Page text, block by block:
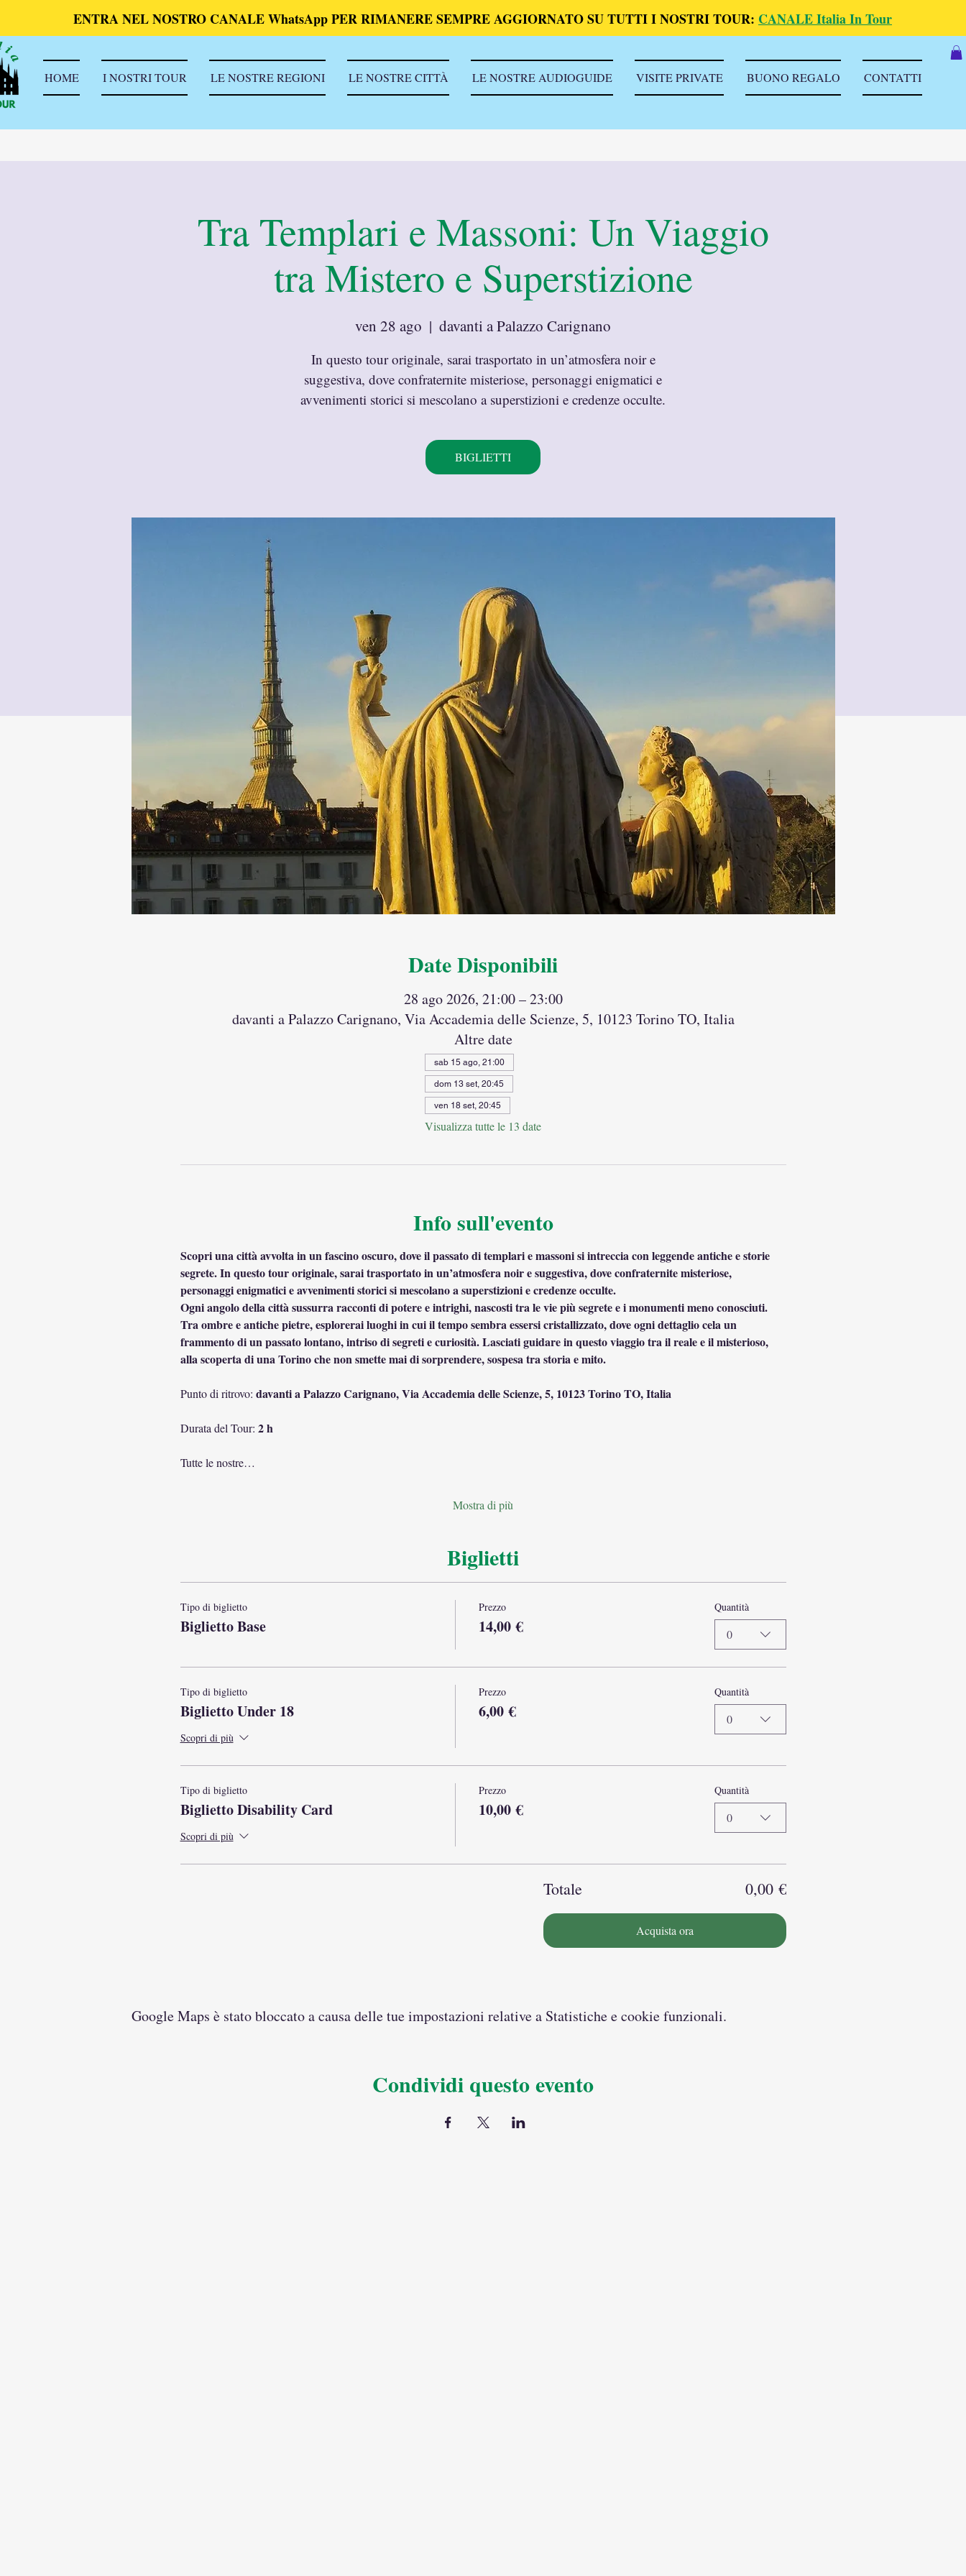
ENTRA NEL NOSTRO CANALE WhatsApp PER RIMANERE SEMPRE AGGIORNATO SU TUTTI I NOSTRI TOUR: CANALE Italia In Tour
HOME I NOSTRI TOUR LE NOSTRE REGIONI LE NOSTRE CITTÀ LE NOSTRE AUDIOGUIDE VISITE PRIVATE BUONO REGALO CONTATTI
Tra Templari e Massoni: Un Viaggio
tra Mistero e Superstizione
ven 28 ago
  |
davanti a Palazzo Carignano
In questo tour originale, sarai trasportato in un’atmosfera noir e
suggestiva, dove confraternite misteriose, personaggi enigmatici e
avvenimenti storici si mescolano a superstizioni e credenze occulte.
BIGLIETTI
Date Disponibili
28 ago 2026, 21:00 – 23:00
davanti a Palazzo Carignano, Via Accademia delle Scienze, 5, 10123 Torino TO, Italia
Altre date
sab 15 ago, 21:00
dom 13 set, 20:45
ven 18 set, 20:45
Visualizza tutte le 13 date
Info sull'evento
Scopri una città avvolta in un fascino oscuro, dove il passato di templari e massoni si intreccia con leggende antiche e storie
segrete. In questo tour originale, sarai trasportato in un’atmosfera noir e suggestiva, dove confraternite misteriose,
personaggi enigmatici e avvenimenti storici si mescolano a superstizioni e credenze occulte.
Ogni angolo della città sussurra racconti di potere e intrighi, nascosti tra le vie più segrete e i monumenti meno conosciuti.
Tra ombre e antiche pietre, esplorerai luoghi in cui il tempo sembra essersi cristallizzato, dove ogni dettaglio cela un
frammento di un passato lontano, intriso di segreti e curiosità. Lasciati guidare in questo viaggio tra il reale e il misterioso,
alla scoperta di una Torino che non smette mai di sorprendere, sospesa tra storia e mito.
Punto di ritrovo: davanti a Palazzo Carignano, Via Accademia delle Scienze, 5, 10123 Torino TO, Italia
Durata del Tour: 2 h
Tutte le nostre…
Mostra di più
Biglietti
Tipo di biglietto
Biglietto Base
Prezzo
14,00 €
Quantità
0
Tipo di biglietto
Biglietto Under 18
Scopri di più
Prezzo
6,00 €
Quantità
0
Tipo di biglietto
Biglietto Disability Card
Scopri di più
Prezzo
10,00 €
Quantità
0
Totale 0,00 €
Acquista ora
Google Maps è stato bloccato a causa delle tue impostazioni relative a Statistiche e cookie funzionali.
Condividi questo evento